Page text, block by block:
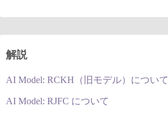
解説
AI Model: RCKH（旧モデル）について
AI Model: RJFC について